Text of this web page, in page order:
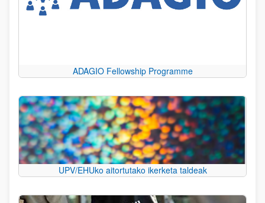
ADAGIO Fellowship Programme
UPV/EHUko aitortutako ikerketa taldeak